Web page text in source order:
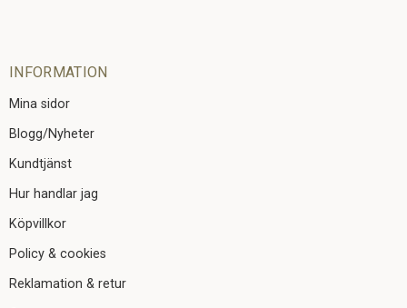
INFORMATION
Mina sidor
Blogg/Nyheter
Kundtjänst
Hur handlar jag
Köpvillkor
Policy & cookies
Reklamation & retur